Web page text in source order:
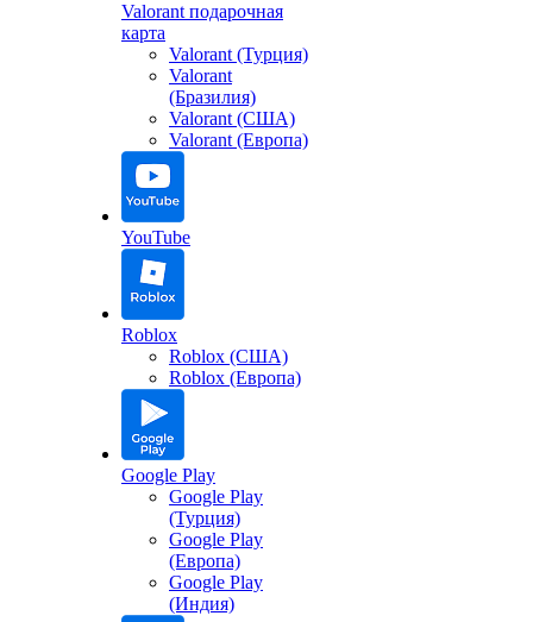
Valorant подарочная
карта
Valorant (Турция)
Valorant
(Бразилия)
Valorant (США)
Valorant (Европа)
YouTube
Roblox
Roblox (США)
Roblox (Европа)
Google Play
Google Play
(Турция)
Google Play
(Европа)
Google Play
(Индия)